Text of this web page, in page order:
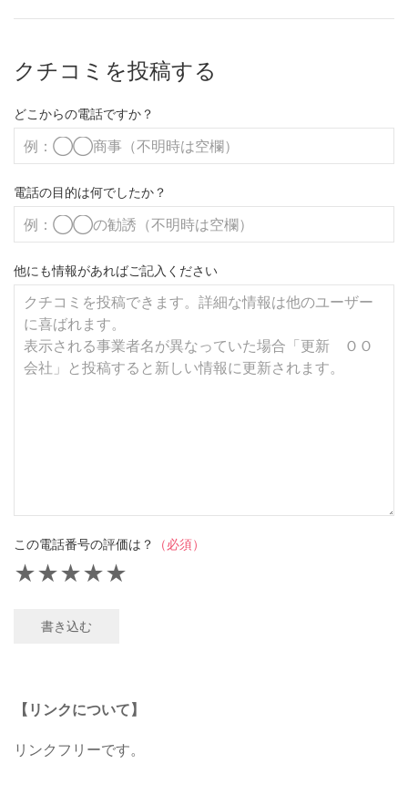
クチコミを投稿する
どこからの電話ですか？
電話の目的は何でしたか？
他にも情報があればご記入ください
この電話番号の評価は？ （必須）
★
★
★
★
★
書き込む
【リンクについて】
リンクフリーです。